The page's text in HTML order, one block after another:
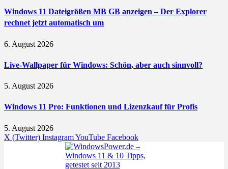
Windows 11 Dateigrößen MB GB anzeigen – Der Explorer
rechnet jetzt automatisch um
6. August 2026
Live-Wallpaper für Windows: Schön, aber auch sinnvoll?
5. August 2026
Windows 11 Pro: Funktionen und Lizenzkauf für Profis
5. August 2026
X (Twitter) InstagramYouTube Facebook